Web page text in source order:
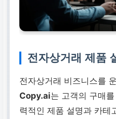
전자상거래 제품
전자상거래 비즈니스를
Copy.ai는 고객의 구매
력적인 제품 설명과 카테